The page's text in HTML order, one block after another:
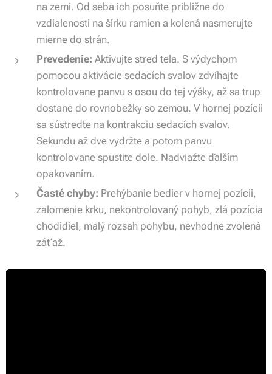
na zemi. Od seba ich posuňte približne do
vzdialenosti na šírku ramien a kolená nasmerujte
mierne do strán.
Prevedenie: Aktivujte stred tela. S výdychom
pomocou aktivácie sedacích svalov zdvíhajte
kontrolovane panvu s osou do tej výšky, až sa trup
dostane do rovnobežky so zemou. V hornej pozícii
sa sústreďte na kontrakciu sedacích svalov.
Sekundu až dve vydržte a potom panvu
kontrolovane spustite dole. Nadviažte ďalším
opakovaním.
Časté chyby: Prehýbanie bedier v hornej pozícii,
zalomenie krku, nekontrolovaný pohyb, zlá pozícia
chodidiel, malý rozsah pohybu, nevhodne zvolená
záťaž.